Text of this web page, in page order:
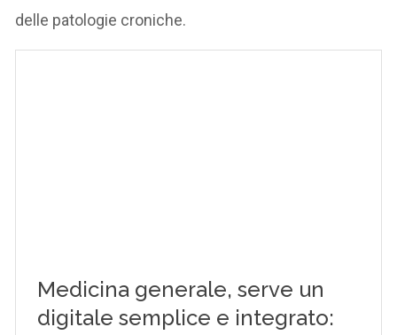
delle patologie croniche.